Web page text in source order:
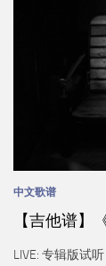
中文歌谱
【吉他谱】
LIVE: 专辑版试